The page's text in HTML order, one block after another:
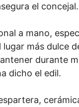
el concejal.
a mano,
más dulce
durante
dicho el edil.